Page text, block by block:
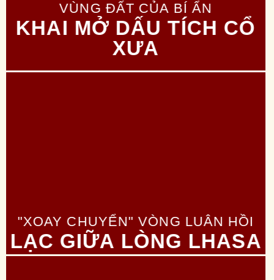
VÙNG ĐẤT CỦA BÍ ẨN
KHAI MỞ DẤU TÍCH CỔ
XƯA
"XOAY CHUYỂN" VÒNG LUÂN HỒI
LẠC GIỮA LÒNG LHASA